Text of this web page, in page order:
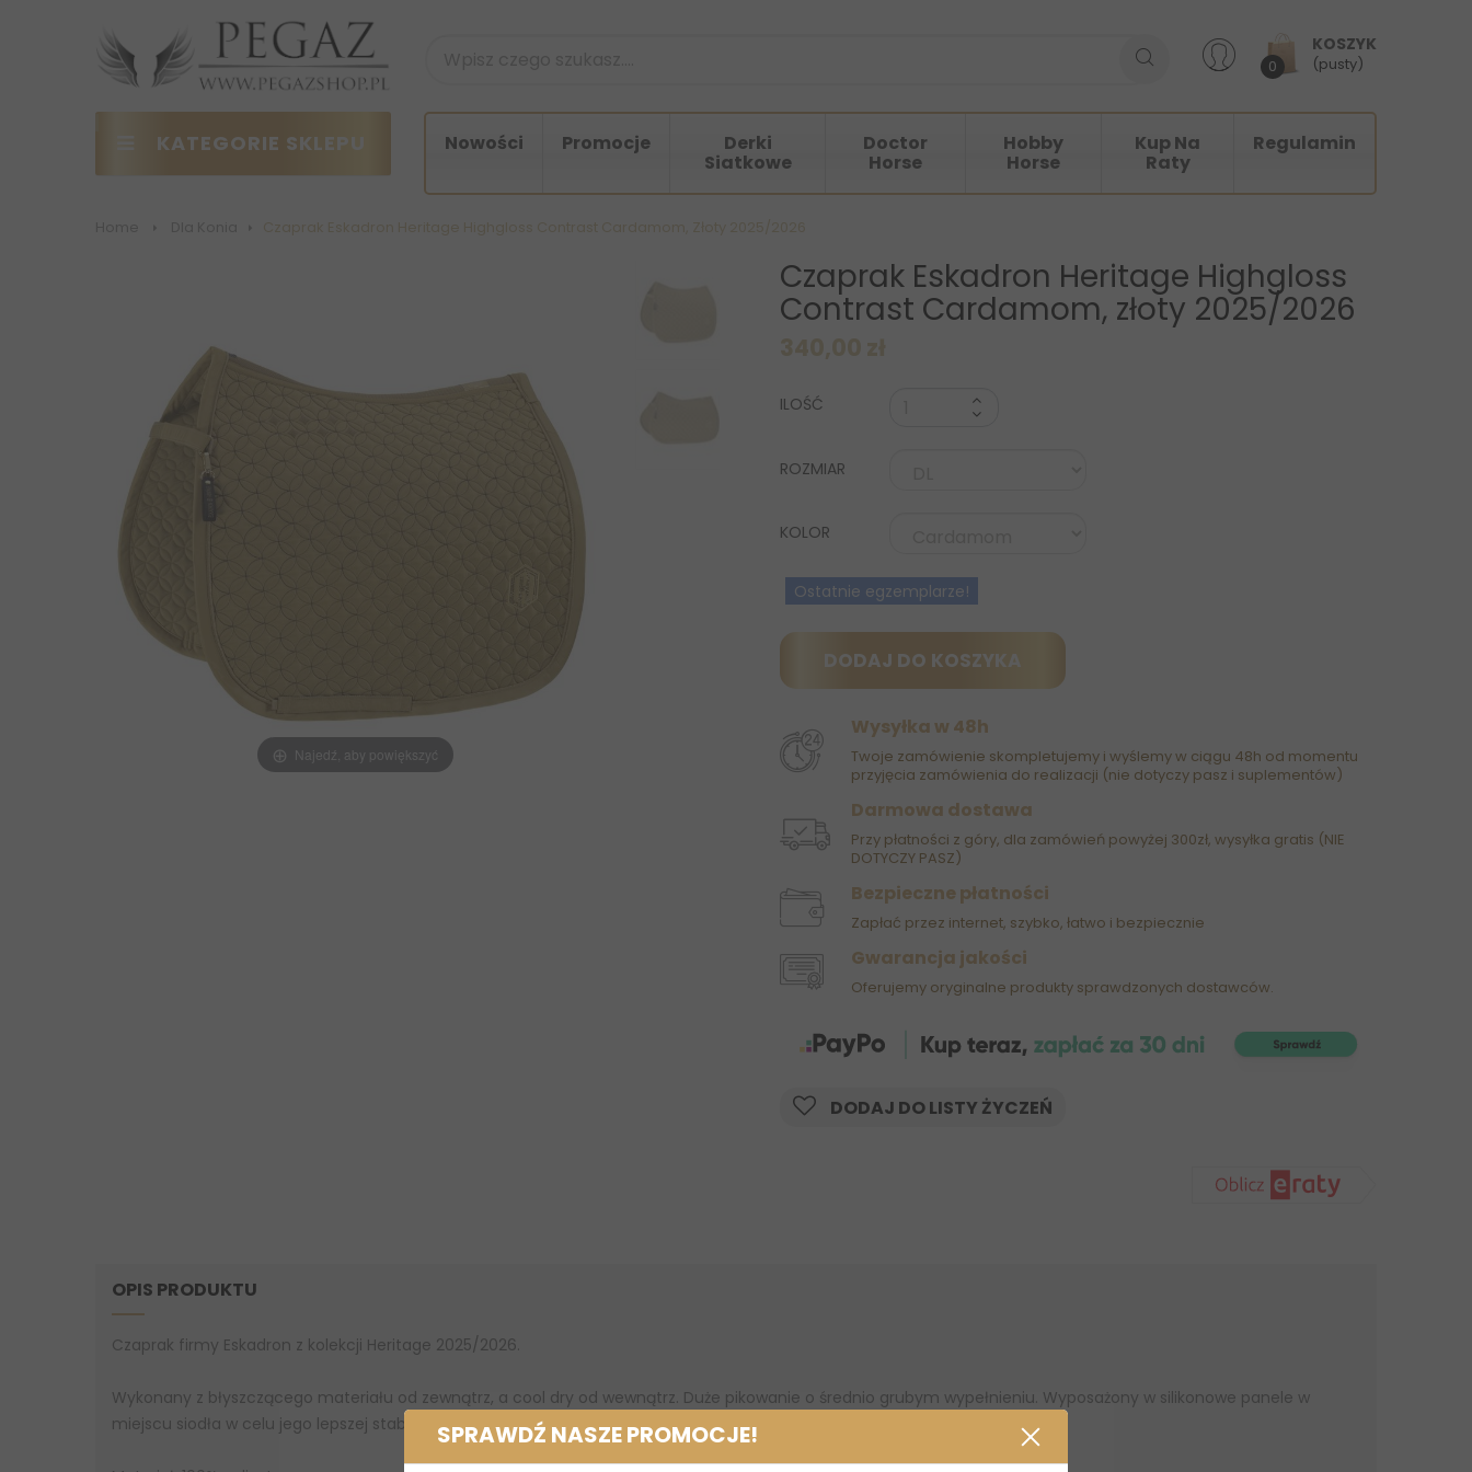
SPRAWDŹ NASZE PROMOCJE!
KOSZYK
0 (pusty)
KATEGORIE SKLEPU Nowości Promocje Derki
Siatkowe
Doctor
Horse
Hobby
Horse
Kup Na
Raty
Regulamin
Najedź, aby powiększyć
Czaprak Eskadron Heritage Highgloss
Contrast Cardamom, złoty 2025/2026
ILOŚĆ
ROZMIAR
KOLOR
Ostatnie egzemplarze!
DODAJ DO KOSZYKA
Wysyłka w 48h
Twoje zamówienie skompletujemy i wyślemy w ciągu 48h od momentu
przyjęcia zamówienia do realizacji (nie dotyczy pasz i suplementów)
Darmowa dostawa
Przy płatności z góry, dla zamówień powyżej 300zł, wysyłka gratis (NIE
DOTYCZY PASZ)
Bezpieczne płatności
Zapłać przez internet, szybko, łatwo i bezpiecznie
Gwarancja jakości
Oferujemy oryginalne produkty sprawdzonych dostawców.
DODAJ DO LISTY ŻYCZEŃ
OPIS PRODUKTU
Czaprak firmy Eskadron z kolekcji Heritage 2025/2026.
Wykonany z błyszczącego materiału od zewnątrz, a cool dry od wewnątrz. Duże pikowanie o średnio grubym wypełnieniu. Wyposażony w silikonowe panele w
miejscu siodła w celu jego lepszej stabilizacji. Lamówka ozdobiona blyszczącym sznurkiem.